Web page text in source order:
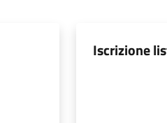
Iscrizione